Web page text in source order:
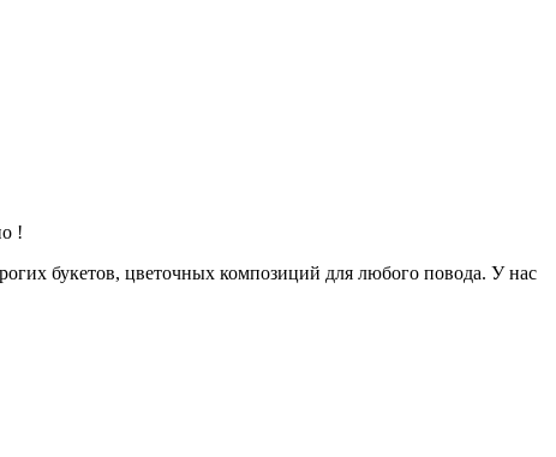
!
букетов, цветочных композиций для любого повода. У нас